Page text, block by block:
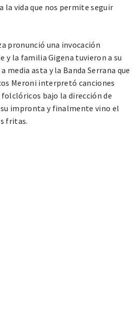
la vida que nos permite seguir
pronunció una invocación
y la familia Gigena tuvieron a su
media asta y la Banda Serrana que
Meroni interpretó canciones
bajo la dirección de
impronta y finalmente vino el
fritas.